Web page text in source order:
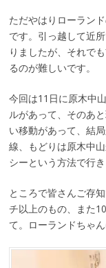
ただやはりローラン
です。引っ越して近
りましたが、それで
るのが難しいです。
今回は11日に原木中
ルがあって、そのあ
い移動があって、結
線、もどりは原木中
シーという方法で行き
ところで皆さんご存
チ以上のもの、また
て。ローランドちゃ